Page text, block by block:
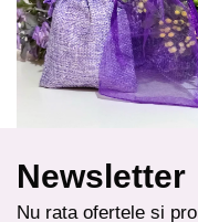
Newsletter
Nu rata ofertele si